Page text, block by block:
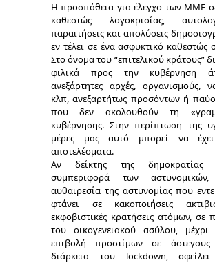
Η προσπάθεια γιαέλεγχο των ΜΜΕ
καθεστώς λογοκρισίας,
παραιτήσεις και απολύσεις
εν τέλει σε ένα ασφυκτικό καθεστώς
Στο όνομα του “επιτελικού κράτους”
φιλικά προς την κυβέρνηση
ανεξάρτητες αρχές, οργανισμούς,
κλπ, ανεξαρτήτως προσόντων ή
που δεν ακολουθούν τη
κυβέρνησης. Στην περίπτωση της
μέρες μας αυτό μπορεί να
αποτελέσματα.
Αν δείκτης της δημοκρατίας
συμπεριφορά των
αυθαιρεσία της αστυνομίαςπου
φτάνει σε κακοποιήσεις
εκφοβιστικές κρατήσεις ατόμων, σε
του οικογενειακού ασύλου,
επιβολή προστίμων σε
διάρκεια του lockdown,